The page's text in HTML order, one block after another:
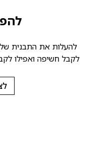
להפוך
לקבל חשיפה ואפילו לקבל
לצאת